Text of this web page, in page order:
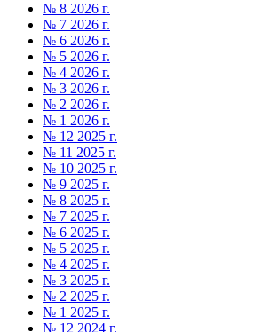
№ 8 2026 г.
№ 7 2026 г.
№ 6 2026 г.
№ 5 2026 г.
№ 4 2026 г.
№ 3 2026 г.
№ 2 2026 г.
№ 1 2026 г.
№ 12 2025 г.
№ 11 2025 г.
№ 10 2025 г.
№ 9 2025 г.
№ 8 2025 г.
№ 7 2025 г.
№ 6 2025 г.
№ 5 2025 г.
№ 4 2025 г.
№ 3 2025 г.
№ 2 2025 г.
№ 1 2025 г.
№ 12 2024 г.